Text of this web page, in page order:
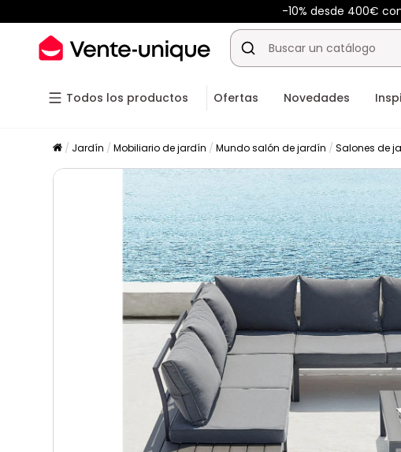
-10% desde 400€
Todos los productos Ofertas Novedades
Jardín Mobiliario de jardín Mundo salón de jardín Salones de